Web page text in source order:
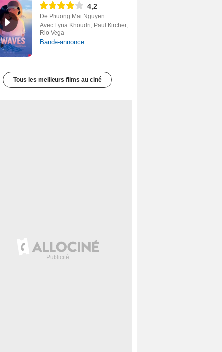
4,2
De Phuong Mai Nguyen
Avec Lyna Khoudri, Paul Kircher,
Rio Vega
Bande-annonce
Tous les meilleurs films au ciné